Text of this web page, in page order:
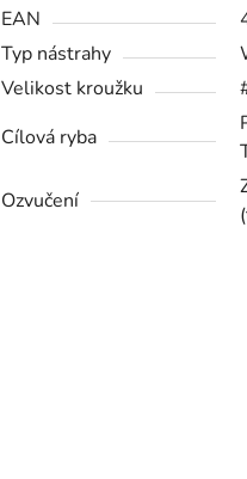
EAN
Typ nástrahy
Velikost kroužku
Cílová ryba
Ozvučení